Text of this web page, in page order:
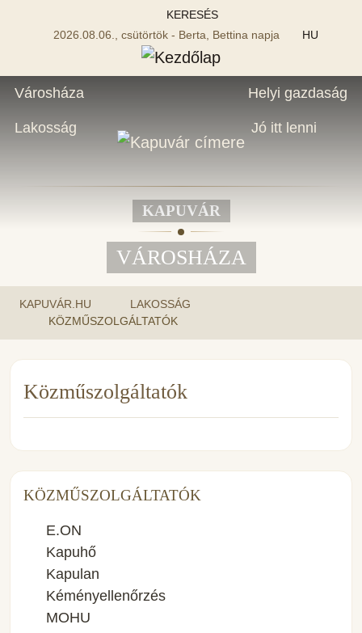
KERESÉS
2026.08.06., csütörtök - Berta, Bettina napja
HU
Városháza
Lakosság
Helyi gazdaság
Jó itt lenni
KAPUVÁR
VÁROSHÁZA
KAPUVÁR.HU
LAKOSSÁG
KÖZMŰSZOLGÁLTATÓK
Közműszolgáltatók
KÖZMŰSZOLGÁLTATÓK
E.ON
Kapuhő
Kapulan
Kéményellenőrzés
MOHU